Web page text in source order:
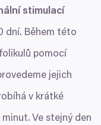
stimulací
dní. Během této
pomocí
jejich
v krátké
minut. Ve stejný den